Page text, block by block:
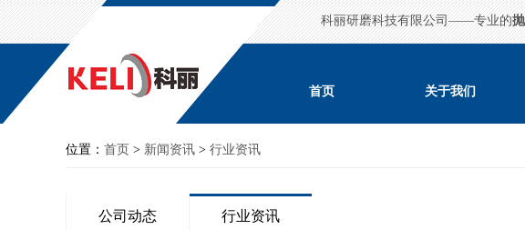
科丽研磨科技有限公司——专业的
首页 关于我们
位置： 首页 > 新闻资讯 > 行业资讯
公司动态 行业资讯